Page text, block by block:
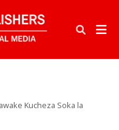
Kucheza Soka la